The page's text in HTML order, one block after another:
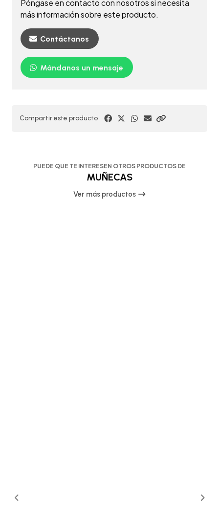
Póngase en contacto con nosotros si necesita
más información sobre este producto.
Contáctanos
Mándanos un mensaje
Compartir este producto
PUEDE QUE TE INTERESEN OTROS PRODUCTOS DE
MUÑECAS
Ver más productos